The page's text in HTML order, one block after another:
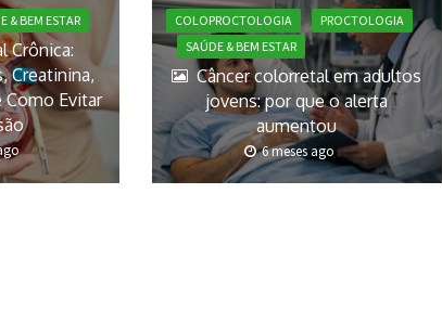
& BEM ESTAR
Crônica:
Creatinina,
Como Evitar
COLOPROCTOLOGIA
PROCTOLOGIA
SAÚDE & BEM ESTAR
Câncer colorretal em adultos
jovens: por que o alerta
aumentou
6 meses ago